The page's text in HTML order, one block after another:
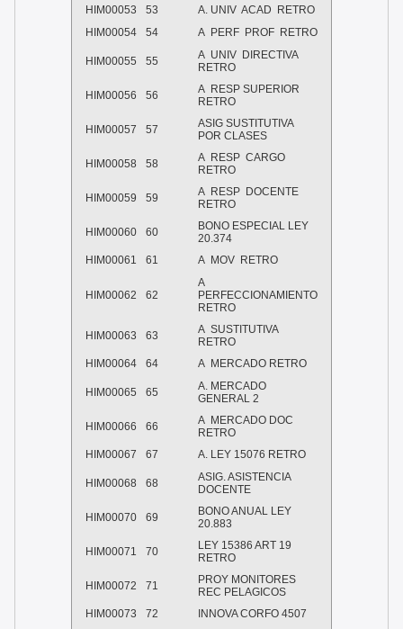
HIM00053
53 A. UNIV ACAD
RETRO
HIM00054
54 A PERF PROF RETRO
HIM00055 55 A UNIV DIRECTIVA
RETRO
HIM00056 56 A RESP SUPERIOR
RETRO
HIM00057 57
ASIG SUSTITUTIVA
POR CLASES
HIM00058 58 A RESP CARGO
RETRO
HIM00059 59 A RESP DOCENTE
RETRO
HIM00060 60
BONO ESPECIAL LEY
20.374
HIM00061
61 A MOV RETRO
HIM00062 62
A
PERFECCIONAMIENTO
RETRO
HIM00063 63 A SUSTITUTIVA
RETRO
HIM00064
64 A MERCADO RETRO
HIM00065 65
A. MERCADO
GENERAL 2
HIM00066 66 A MERCADO DOC
RETRO
HIM00067
67 A. LEY 15076 RETRO
HIM00068 68
ASIG. ASISTENCIA
DOCENTE
HIM00070 69
BONO ANUAL LEY
20.883
HIM00071 70
LEY 15386 ART 19
RETRO
HIM00072 71
PROY MONITORES
REC PELAGICOS
HIM00073
72 INNOVA CORFO 4507